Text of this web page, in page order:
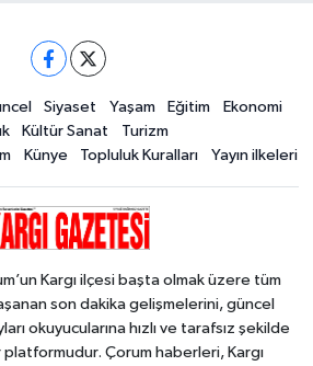
Siyaset Yaşam Eğitim
Ekonomi
Kültür Sanat
Turizm
Künye Topluluk Kuralları Yayın ilkeleri
Kargı ilçesi başta olmak üzere tüm
son dakika gelişmelerini, güncel
okuyucularına hızlı ve tarafsız şekilde
Çorum haberleri, Kargı